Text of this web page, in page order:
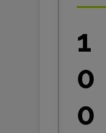
1
0
0